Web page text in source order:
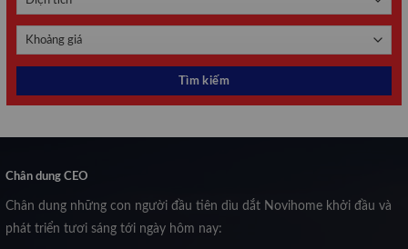
Chân dung CEO
Chân dung những con người đầu tiên dìu dắt Novihome khởi đầu và
phát triển tươi sáng tới ngày hôm nay: